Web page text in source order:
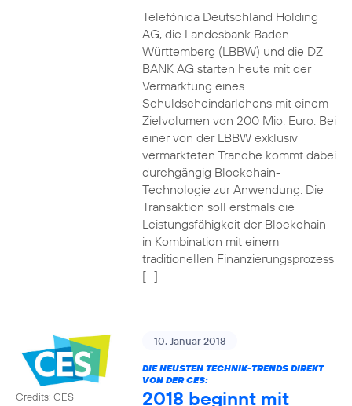
Telefónica Deutschland Holding
AG, die Landesbank Baden-
Württemberg (LBBW) und die DZ
BANK AG starten heute mit der
Vermarktung eines
Schuldscheindarlehens mit einem
Zielvolumen von 200 Mio. Euro. Bei
einer von der LBBW exklusiv
vermarkteten Tranche kommt dabei
durchgängig Blockchain-
Technologie zur Anwendung. Die
Transaktion soll erstmals die
Leistungsfähigkeit der Blockchain
in Kombination mit einem
traditionellen Finanzierungsprozess
[…]
Credits: CES
10. Januar 2018
DIE NEUSTEN TECHNIK-TRENDS DIREKT
VON DER CES:
2018 beginnt mit